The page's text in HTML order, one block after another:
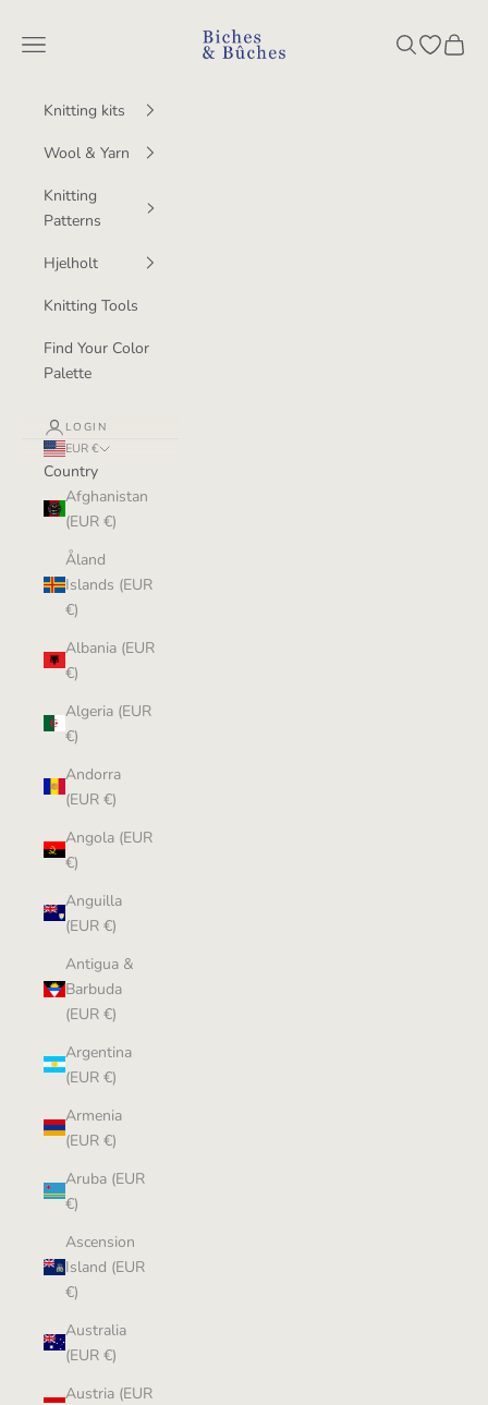
BichesetBuches
Navigation menu SearchOpen
Cart
Knitting kits
Wool & Yarn
Knitting
Patterns
Hjelholt
Knitting Tools
Find Your Color
Palette
LOGIN
EUR €
Country
Afghanistan
(EUR €)
Åland
Islands (EUR
€)
Albania (EUR
€)
Algeria (EUR
€)
Andorra
(EUR €)
Angola (EUR
€)
Anguilla
(EUR €)
Antigua &
Barbuda
(EUR €)
Argentina
(EUR €)
Armenia
(EUR €)
Aruba (EUR
€)
Ascension
Island (EUR
€)
Australia
(EUR €)
Austria (EUR